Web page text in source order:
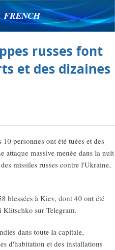
FRENCH
russes font
et des dizaines
personnes ont été tuées et des
attaque massive menée dans la nuit
missiles russes contre l'Ukraine,
blessées à Kiev, dont 40 ont été
Klitschko sur Telegram.
dans toute la capitale,
d'habitation et des installations